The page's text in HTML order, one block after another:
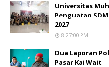
Universitas
Penguatan
2027
8:27:00 PM
Dua Laporan
Pasar Kai Wait